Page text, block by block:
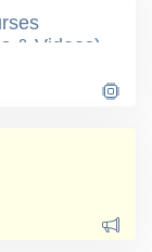
& Videos)